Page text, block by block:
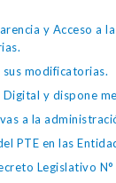
y Acceso a
modificatorias.
y dispone
a la
PTE en las
Legislativo